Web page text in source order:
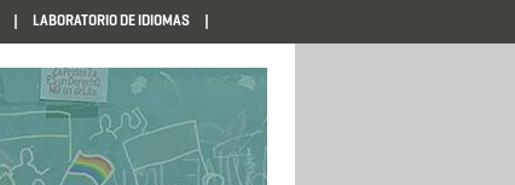
LABORATORIO DE IDIOMAS